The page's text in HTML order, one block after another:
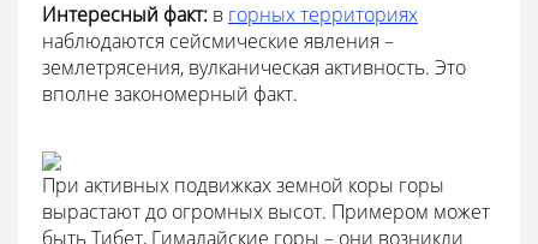
Интересный факт: в горных территориях
наблюдаются сейсмические явления –
землетрясения, вулканическая активность. Это
вполне закономерный факт.
При активных подвижках земной коры горы
вырастают до огромных высот. Примером может
быть Тибет, Гималайские горы – они возникли